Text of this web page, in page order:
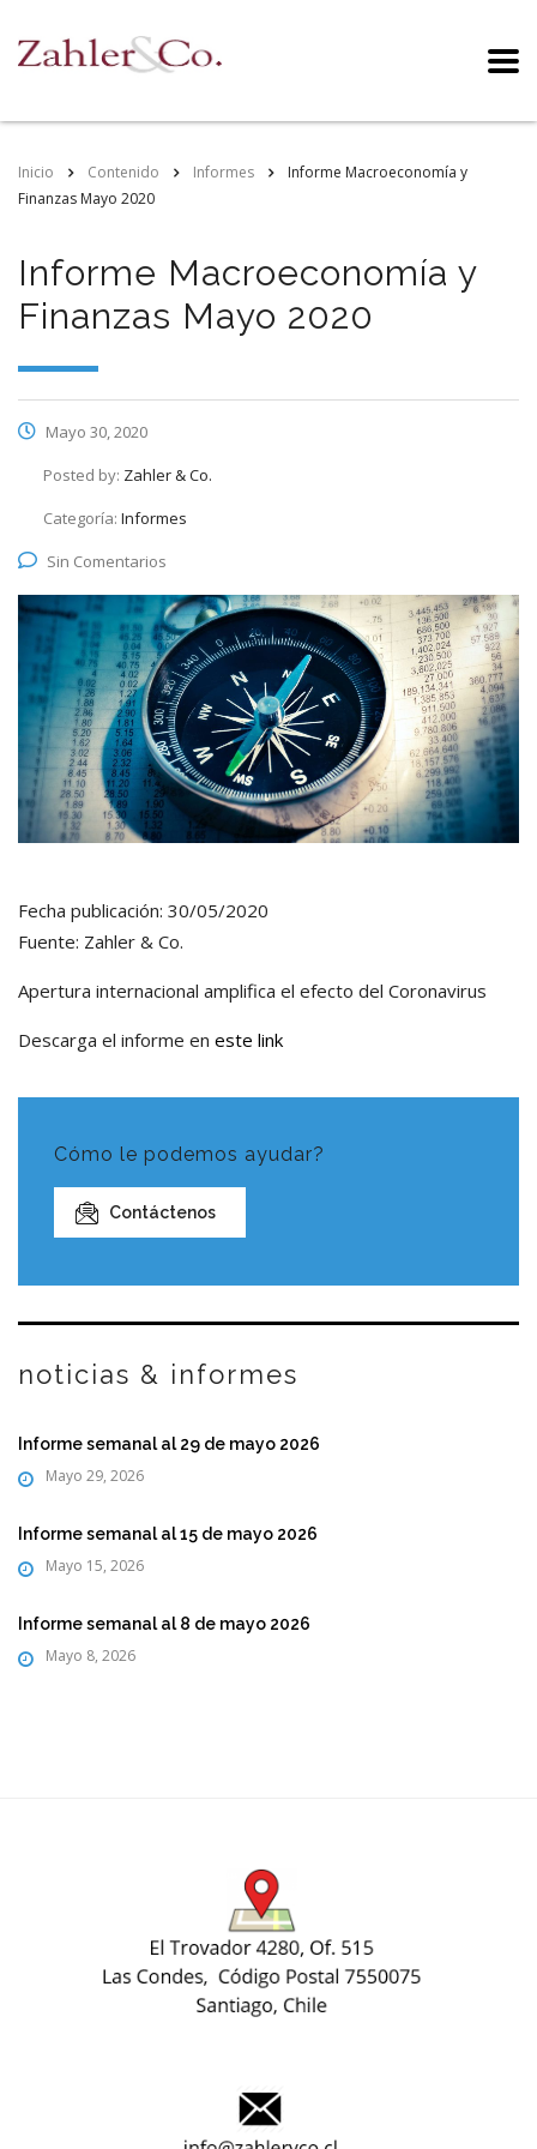
Inicio Contenido Informes
Informe Macroeconomía y
Finanzas Mayo 2020
Informe Macroeconomía y
Finanzas Mayo 2020
Mayo 30, 2020
Posted by: Zahler & Co.
Categoría: Informes
Sin Comentarios
Fecha publicación: 30/05/2020
Fuente: Zahler & Co.
Apertura internacional amplifica el efecto del Coronavirus
Descarga el informe en este link
Cómo le podemos ayudar?
Contáctenos
noticias & informes
Informe semanal al 29 de mayo 2026
Mayo 29, 2026
Informe semanal al 15 de mayo 2026
Mayo 15, 2026
Informe semanal al 8 de mayo 2026
Mayo 8, 2026